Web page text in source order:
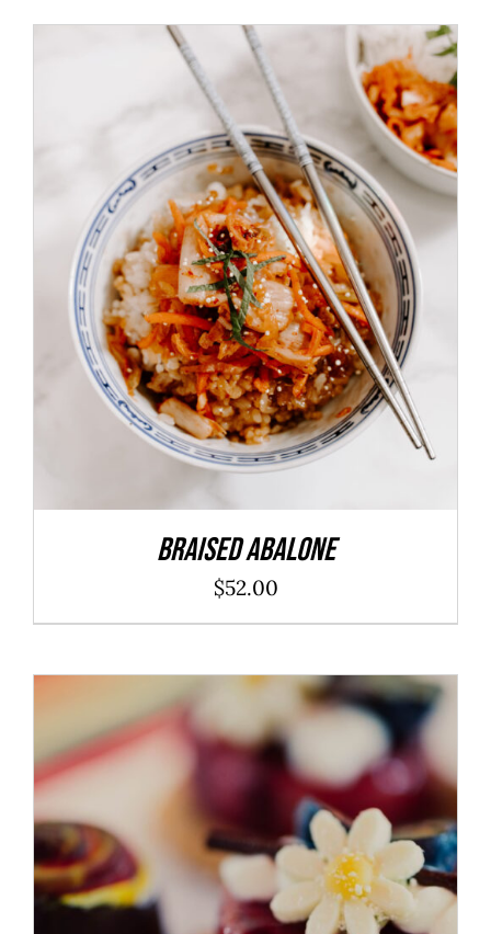
ADD TO CART / DÉTAILS
Braised Abalone
$52.00
ADD TO CART / DÉTAILS